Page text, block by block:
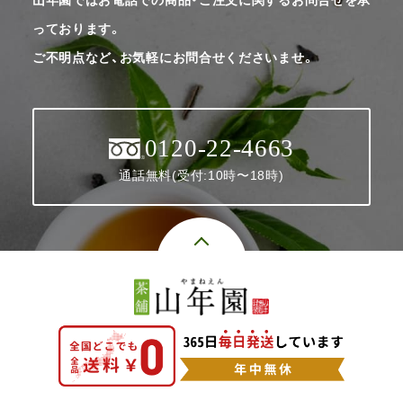
っております。
ご不明点など、お気軽にお問合せくださいませ。
0120-22-4663
通話無料(受付:10時〜18時)